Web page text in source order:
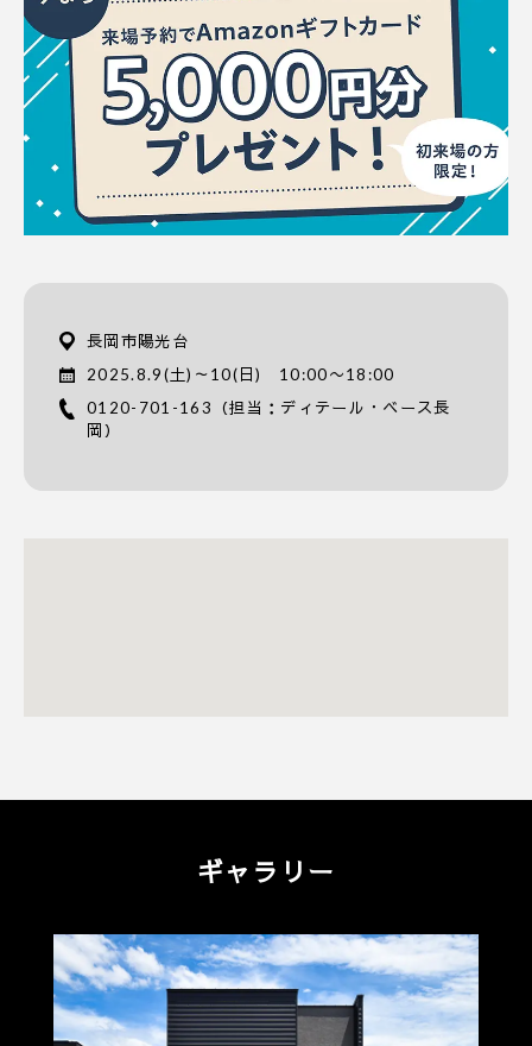
長岡市陽光台
2025.8.9(土)～10(日) 10:00〜18:00
0120-701-163
（担当：ディテール・ベース長
岡）
ギャラリー